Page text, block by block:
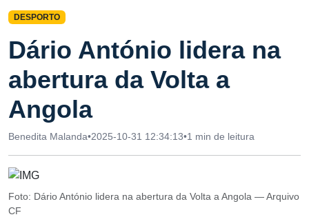
DESPORTO
Dário António lidera na
abertura da Volta a
Angola
Benedita Malanda•2025-10-31 12:34:13•1 min de leitura
Foto: Dário António lidera na abertura da Volta a Angola — Arquivo
CF